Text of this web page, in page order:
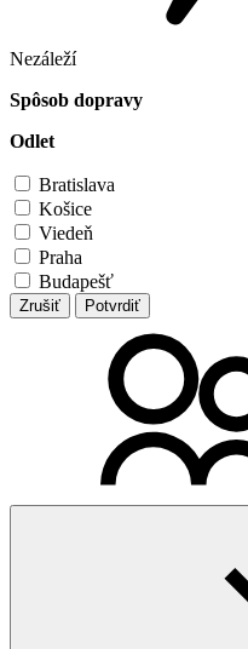
Nezáleží
Spôsob dopravy
Odlet
Bratislava
Košice
Viedeň
Praha
Budapešť
Zrušiť Potvrdiť